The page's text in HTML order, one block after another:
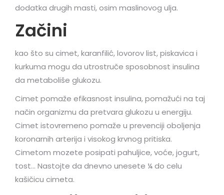
dodatka drugih masti, osim maslinovog ulja.
Začini
kao što su cimet, karanfilić, lovorov list, piskavica i
kurkuma mogu da utrostruče sposobnost insulina
da metaboliše glukozu.
Cimet pomaže efikasnost insulina, pomažući na taj
način organizmu da pretvara glukozu u energiju.
Cimet istovremeno pomaže u prevenciji oboljenja
koronarnih arterija i visokog krvnog pritiska.
Cimetom mozete posipati pahuljice, voće, jogurt,
tost… Nastojte da dnevno unesete ¼ do celu
kašičicu cimeta.